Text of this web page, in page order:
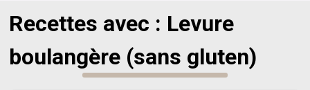
Recettes avec : Levure
boulangère (sans gluten)